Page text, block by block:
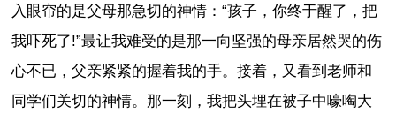
入眼帘的是父母那急切的神情：“孩子，你终于醒了，把
我吓死了!”最让我难受的是那一向坚强的母亲居然哭的伤
心不已，父亲紧紧的握着我的手。接着，又看到老师和
同学们关切的神情。那一刻，我把头埋在被子中嚎啕大